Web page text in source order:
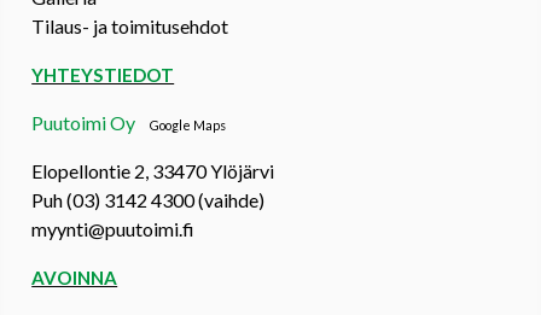
Tilaus- ja toimitusehdot
YHTEYSTIEDOT
Puutoimi OyGoogle Maps
Elopellontie 2, 33470 Ylöjärvi
Puh (03) 3142 4300 (vaihde)
myynti@puutoimi.fi
AVOINNA